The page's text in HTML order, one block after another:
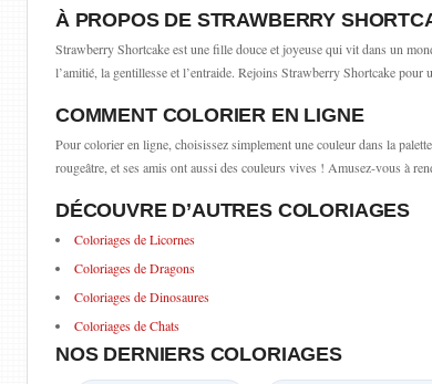
À PROPOS DE STRAWBERRY
Strawberry Shortcake est une fille douce et joyeuse qui vit dans un
l’amitié, la gentillesse et l’entraide. Rejoins Strawberry Shortcake
COMMENT COLORIER EN LIGNE
Pour colorier en ligne, choisissez simplement une couleur dans la
rougeâtre, et ses amis ont aussi des couleurs vives ! Amusez-vous à
DÉCOUVRE D’AUTRES COLORIAGES
Coloriages de Licornes
Coloriages de Dragons
Coloriages de Dinosaures
Coloriages de Chats
NOS DERNIERS COLORIAGES